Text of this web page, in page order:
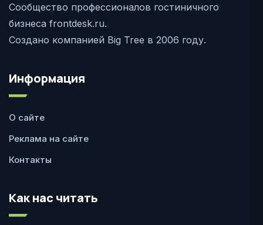
Сообщество профессионалов гостиничного
бизнеса frontdesk.ru.
Создано компанией Big Tree в 2006 году.
Информация
О сайте
Реклама на сайте
Контакты
Как нас читать